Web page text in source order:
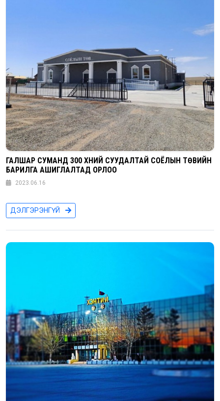
ГАЛШАР СУМАНД 300 ХҮНИЙ СУУДАЛТАЙ СОЁЛЫН ТӨВИЙН
БАРИЛГА АШИГЛАЛТАД ОРЛОО
2023.06.16
ДЭЛГЭРЭНГҮЙ